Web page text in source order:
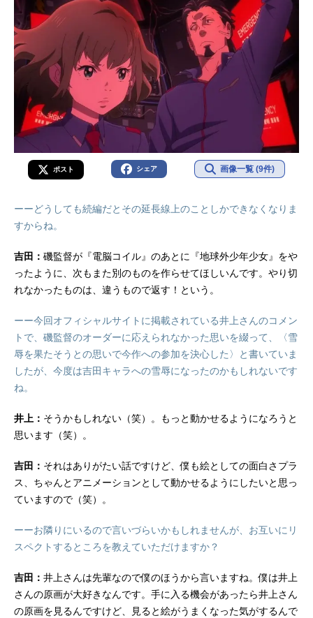
ポスト シェア 画像一覧 (9件)
ーーどうしても続編だとその延長線上のことしかできなくなりま
すからね。
吉田： 磯監督が『電脳コイル』のあとに『地球外少年少女』をや
ったように、次もまた別のものを作らせてほしいんです。やり切
れなかったものは、違うもので返す！という。
ーー今回オフィシャルサイトに掲載されている井上さんのコメン
トで、磯監督のオーダーに応えられなかった思いを綴って、〈雪
辱を果たそうとの思いで今作への参加を決心した〉と書いていま
したが、今度は吉田キャラへの雪辱になったのかもしれないです
ね。
井上： そうかもしれない（笑）。もっと動かせるようになろうと
思います（笑）。
吉田： それはありがたい話ですけど、僕も絵としての面白さプラ
ス、ちゃんとアニメーションとして動かせるようにしたいと思っ
ていますので（笑）。
ーーお隣りにいるので言いづらいかもしれませんが、お互いにリ
スペクトするところを教えていただけますか？
吉田： 井上さんは先輩なので僕のほうから言いますね。僕は井上
さんの原画が大好きなんです。手に入る機会があったら井上さん
の原画を見るんですけど、見ると絵がうまくなった気がするんで